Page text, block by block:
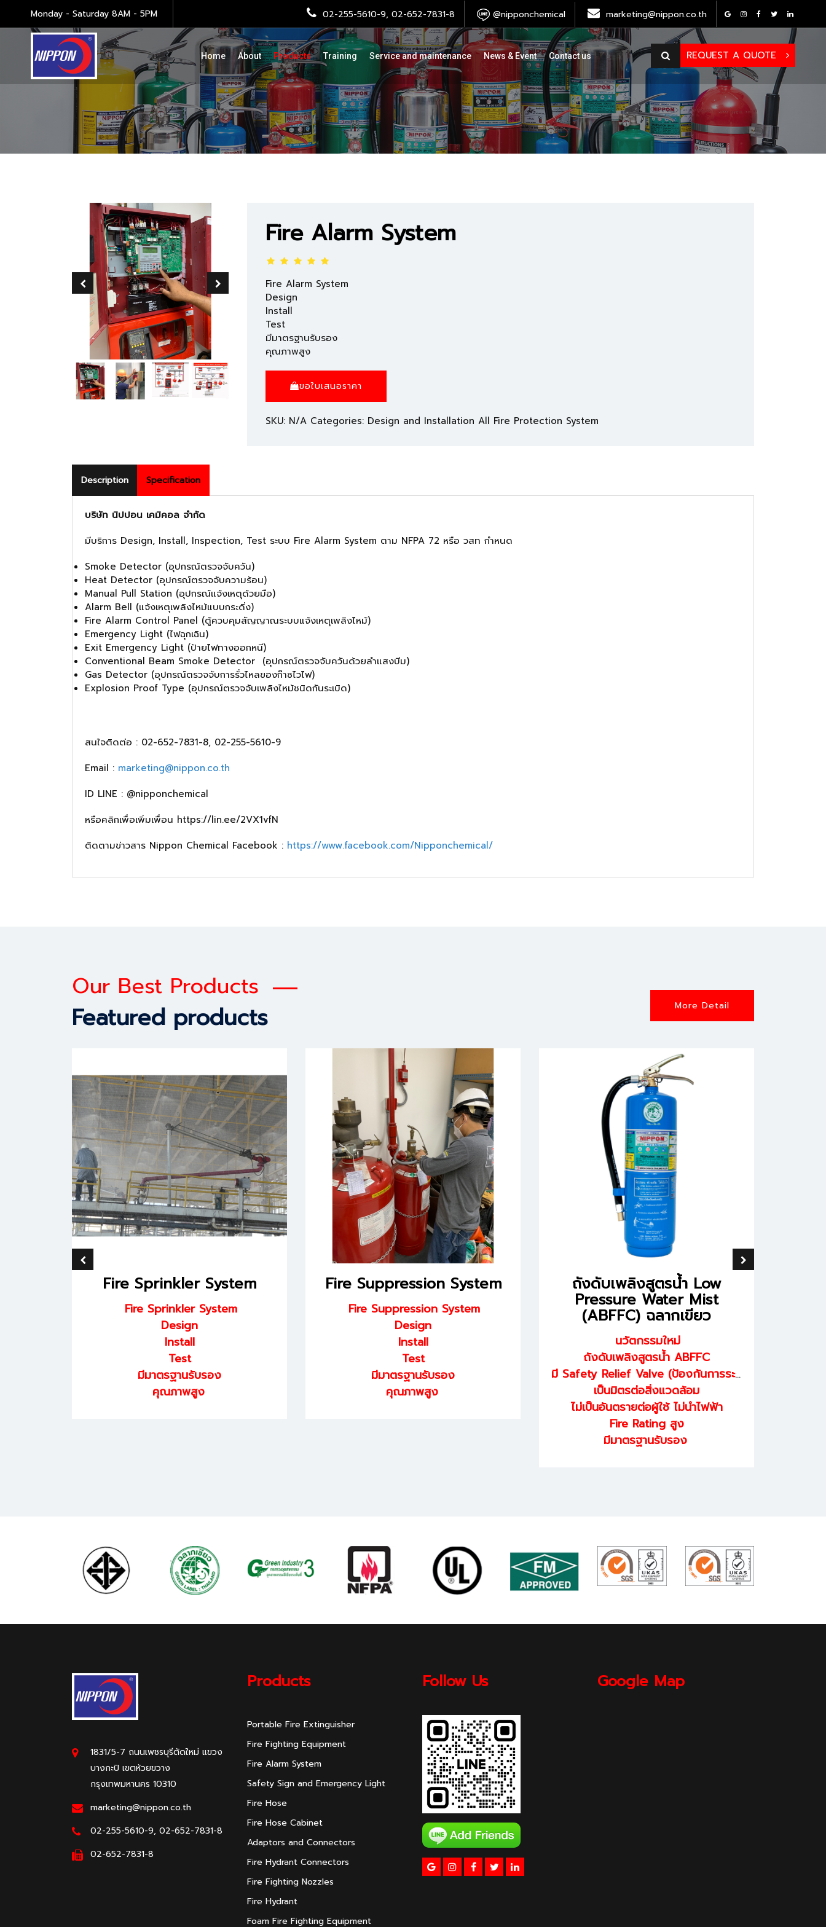
Monday - Saturday 8AM - 5PM 02-255-5610-9, 02-652-7831-8 @nipponchemical marketing@nippon.co.th
REQUEST A QUOTE
Home About Products Training Service and maintenance News & Event Contact us
Fire Alarm System
Fire Alarm System
Design
Install
Test
มีมาตรฐานรับรอง
คุณภาพสูง
ขอใบเสนอราคา
SKU: N/A Categories: Design and Installation All Fire Protection System
Description Specification
บริษัท นิปปอน เคมิคอล จำกัด
มีบริการ Design, Install, Inspection, Test ระบบ Fire Alarm System ตาม NFPA 72 หรือ วสท กำหนด
Smoke Detector (อุปกรณ์ตรวจจับควัน)
Heat Detector (อุปกรณ์ตรวจจับความร้อน)
Manual Pull Station (อุปกรณ์แจ้งเหตุด้วยมือ)
Alarm Bell (แจ้งเหตุเพลิงไหม้แบบกระดิ่ง)
Fire Alarm Control Panel (ตู้ควบคุมสัญญาณระบบแจ้งเหตุเพลิงไหม้)
Emergency Light (ไฟฉุกเฉิน)
Exit Emergency Light (ป้ายไฟทางออกหนี)
Conventional Beam Smoke Detector (อุปกรณ์ตรวจจับควันด้วยลำแสงบีม)
Gas Detector (อุปกรณ์ตรวจจับการรั่วไหลของก๊าซไวไฟ)
Explosion Proof Type (อุปกรณ์ตรวจจับเพลิงไหม้ชนิดกันระเบิด)
สนใจติดต่อ : 02-652-7831-8, 02-255-5610-9
Email : marketing@nippon.co.th
ID LINE : @nipponchemical
หรือคลิกเพื่อเพิ่มเพื่อน https://lin.ee/2VX1vfN
ติดตามข่าวสาร Nippon Chemical Facebook : https://www.facebook.com/Nipponchemical/
Our Best Products
Featured products More Detail
Fire Sprinkler System
Fire Sprinkler System
Design
Install
Test
มีมาตรฐานรับรอง
คุณภาพสูง
Fire Suppression System
Fire Suppression System
Design
Install
Test
มีมาตรฐานรับรอง
คุณภาพสูง
ถังดับเพลิงสูตรน้ำ Low
Pressure Water Mist
(ABFFC) ฉลากเขียว
นวัตกรรมใหม่
ถังดับเพลิงสูตรน้ำ ABFFC
มี Safety Relief Valve (ป้องกันการระเบิด)
เป็นมิตรต่อสิ่งแวดล้อม
ไม่เป็นอันตรายต่อผู้ใช้ ไม่นำไฟฟ้า
Fire Rating สูง
มีมาตรฐานรับรอง
1831/5-7 ถนนเพชรบุรีตัดใหม่ แขวง
บางกะปิ เขตห้วยขวาง
กรุงเทพมหานคร 10310
marketing@nippon.co.th
02-255-5610-9, 02-652-7831-8
02-652-7831-8
Products
Portable Fire Extinguisher
Fire Fighting Equipment
Fire Alarm System
Safety Sign and Emergency Light
Fire Hose
Fire Hose Cabinet
Adaptors and Connectors
Fire Hydrant Connectors
Fire Fighting Nozzles
Fire Hydrant
Foam Fire Fighting Equipment
Follow Us Google Map